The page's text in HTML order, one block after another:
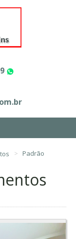
Padrão